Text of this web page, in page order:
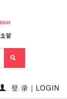
登 录 | LOGIN